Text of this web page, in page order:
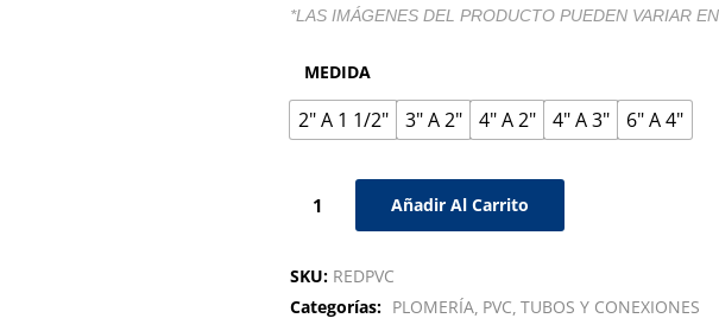
*LAS IMÁGENES DEL PRODUCTO PUEDEN VARIAR
MEDIDA
2" A 1 1/2" 3" A 2" 4" A 2" 4" A 3" 6" A 4"
Añadir Al Carrito
SKU: REDPVC
Categorías: PLOMERÍA PVC TUBOS Y CONEXIONES